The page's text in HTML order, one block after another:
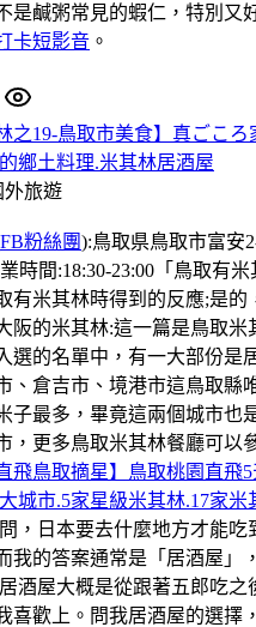
是鹹粥常見的蝦仁，特別又
卡短影音 。
之19-鳥取市美食】真ごこ
鄉土料理.米其林居酒屋
外旅遊
FB粉絲團):鳥取県鳥取市富安
時間:18:30-23:00「鳥取有
有米其林時得到的反應;是的
阪的米其林:這一篇是鳥取米
選的名單中，有一大部份是
、倉吉市、境港市這鳥取縣
子最多，畢竟這兩個城市也
，更多鳥取米其林餐廳可以
飛鳥取摘星】鳥取桃園直飛
城市.5家星級米其林.17家米
，日本要去什麼地方才能吃
我的答案通常是「居酒屋」
酒屋大概是從跟著五郎吃之
喜歡上。問我居酒屋的選擇